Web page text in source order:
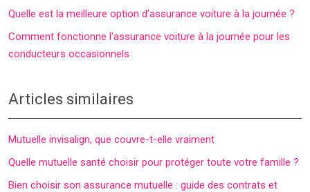
Quelle est la meilleure option d’assurance voiture à la journée ?
Comment fonctionne l’assurance voiture à la journée pour les
conducteurs occasionnels
Articles similaires
Mutuelle invisalign, que couvre-t-elle vraiment
Quelle mutuelle santé choisir pour protéger toute votre famille ?
Bien choisir son assurance mutuelle : guide des contrats et